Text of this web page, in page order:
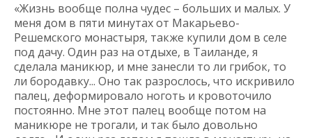
«Жизнь вообще полна чудес – больших и малых. У
меня дом в пяти минутах от Макарьево-
Решемского монастыря, также купили дом в селе
под дачу. Один раз на отдыхе, в Таиланде, я
сделала маникюр, и мне занесли то ли грибок, то
ли бородавку... Оно так разрослось, что искривило
палец, деформировало ноготь и кровоточило
постоянно. Мне этот палец вообще потом на
маникюре не трогали, и так было довольно